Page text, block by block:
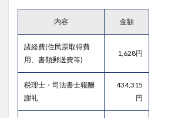
内容 金額
諸経費(住民票取得費
用、書類郵送費等)
1,628円
税理士・司法書士報酬
謝礼
434,315
円